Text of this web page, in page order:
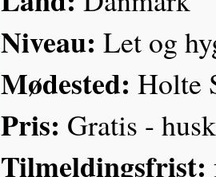
Niveau: Let og
Mødested: Holte
Pris: Gratis -
Tilmeldingsfrist: